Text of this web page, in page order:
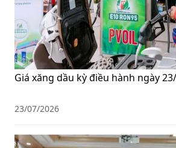
Giá xăng dầu kỳ điều hành ngày
23/07/2026